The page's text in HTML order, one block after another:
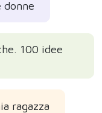
donne
100 idee
ragazza